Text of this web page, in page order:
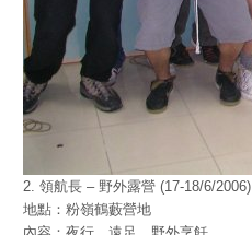
2. 領航長 – 野外露營 (17-18/6/2006)
地點：粉嶺鶴藪營地